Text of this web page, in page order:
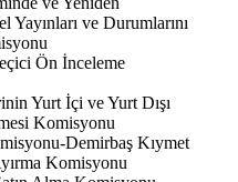
Yayınları ve Durumlarını
Ön İnceleme
Yurt İçi ve Yurt Dışı
Komisyonu
Demirbaş Kıymet
Komisyonu